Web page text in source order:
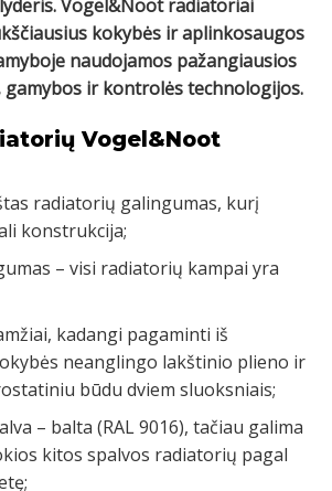
Vogel&Noot radiatoriai
kokybės ir aplinkosaugos
naudojamos pažangiausios
ir kontrolės technologijos.
Vogel&Noot
radiatorių galingumas, kurį
konstrukcija;
– visi radiatorių kampai yra
kadangi pagaminti iš
neanglingo lakštinio plieno ir
būdu dviem sluoksniais;
– balta (RAL 9016), tačiau galima
kitos spalvos radiatorių pagal